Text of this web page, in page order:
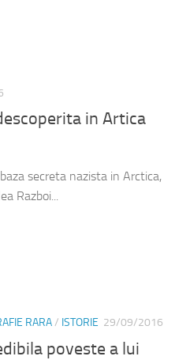
in Artica
secreta nazista in Arctica,
Razboi...
RARA/ ISTORIE 29/09/2016
poveste a lui